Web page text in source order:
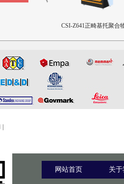
CSI-Z641正畸基托聚合
测试仪
网站首页 关